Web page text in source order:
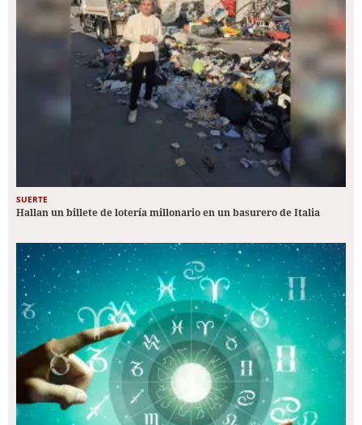
SUERTE
Hallan un billete de lotería millonario en un basurero de Italia